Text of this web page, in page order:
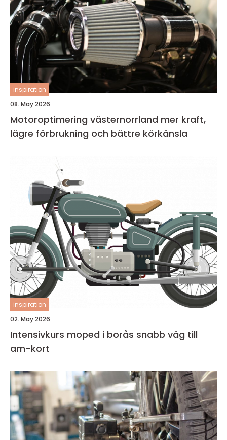
inspiration
08. May 2026
Motoroptimering västernorrland mer kraft,
lägre förbrukning och bättre körkänsla
inspiration
02. May 2026
Intensivkurs moped i borås snabb väg till
am-kort